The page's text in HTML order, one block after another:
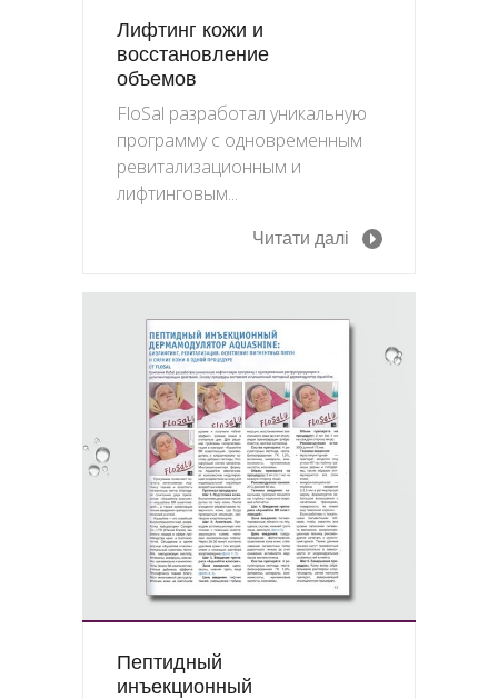
Лифтинг кожи и
восстановление
объемов
FloSal разработал уникальную
программу с одновременным
ревитализационным и
лифтинговым...
Читати далі
Пептидный
инъекционный